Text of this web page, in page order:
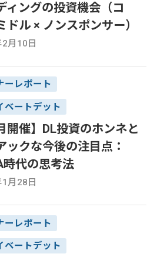
ィングの投資機会（コ
ドル × ノンスポンサー）
月10日
ーレポート
ベートデット
開催】DL投資のホンネと
ックな今後の注目点：
時代の思考法
月28日
ーレポート
ベートデット